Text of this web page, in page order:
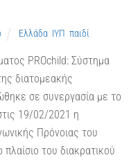
Ελλάδα, ΙΥΠ παιδί
PROchild: Σύστημα
διατομεακής
σε συνεργασία με το
19/02/2021 η
Πρόνοιας του
πλαίσιο του διακρατικού